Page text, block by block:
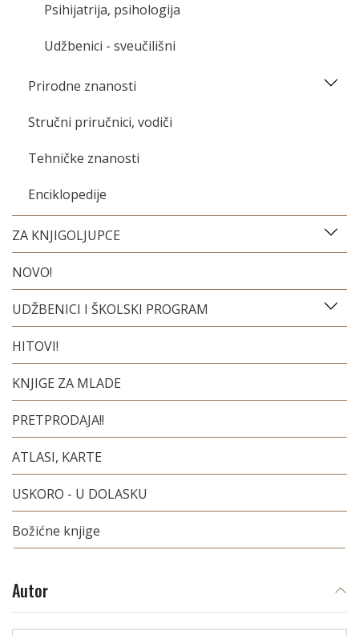
Psihijatrija, psihologija
Udžbenici - sveučilišni
Prirodne znanosti
Stručni priručnici, vodiči
Tehničke znanosti
Enciklopedije
ZA KNJIGOLJUPCE
NOVO!
UDŽBENICI I ŠKOLSKI PROGRAM
HITOVI!
KNJIGE ZA MLADE
PRETPRODAJA!!
ATLASI, KARTE
USKORO - U DOLASKU
Božićne knjige
Autor